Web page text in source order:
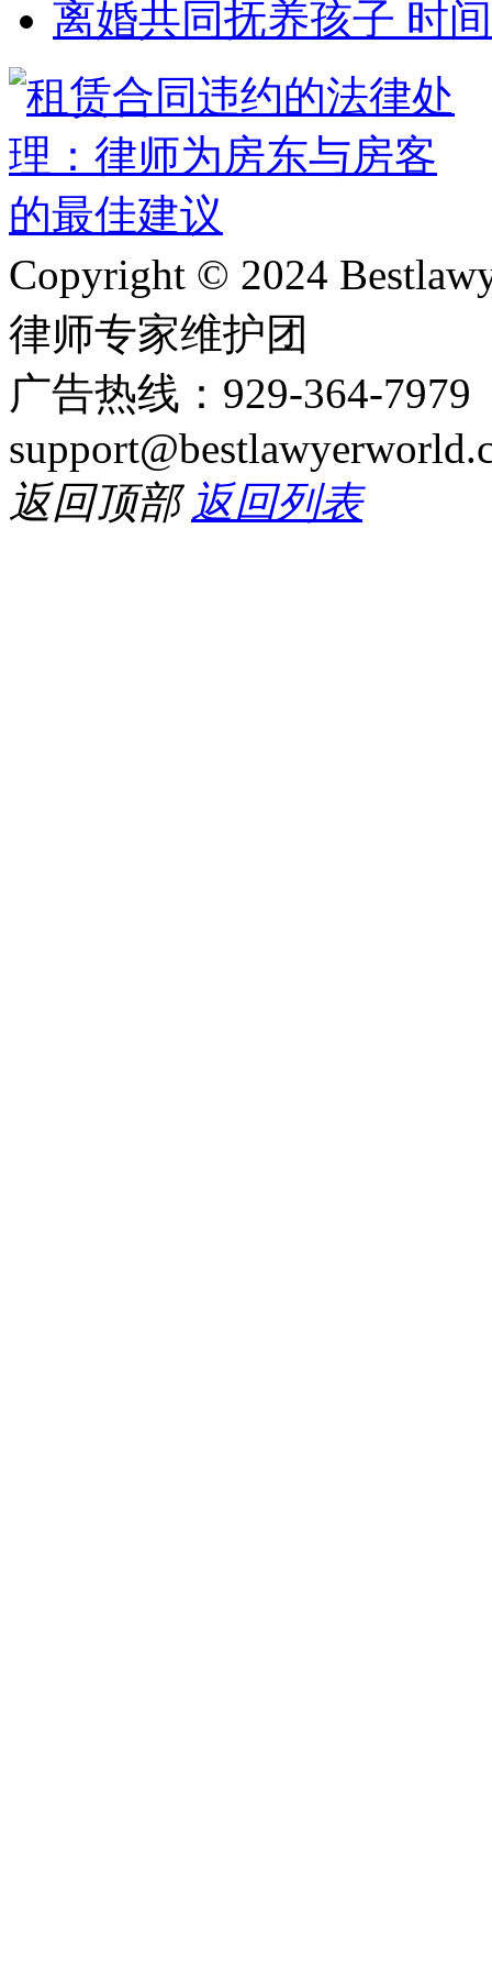
离婚共同抚养孩子 时
Copyright © 2024
律师专家维护团
广告热线：929-364-
返回顶部 返回列表